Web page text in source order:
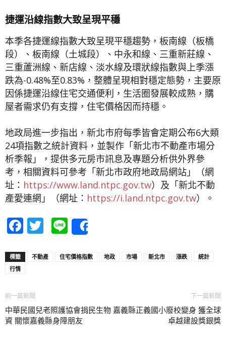
捷運沿線指數大致呈現平穩
本季各捷運線指數大致呈現平穩趨勢，板南線（板橋
段）、板南線（土城段）、中永和線、三重新莊線、
三重蘆洲線、新店線、淡水線及環狀線指數與上季漲
跌為-0.48%至0.83%，整體呈現相對穩定態勢，主要原
因係捷運沿線住宅交通便利，生活圈發展較成熟，購
屋者需求仍有支撐，住宅價格因而持穩。
地政局進一步指出，新北市府每季皆會定期公布6大類
24項指數之統計資料，並製作「新北市不動產市場分
析季報」，提供多元房市訊息及專題分析供外界參
考，相關資料可參考「新北市政府地政局網站」（網
址： https://www.land.ntpc.gov.tw）及「新北不動
產愛連網」（網址： https://i.land.ntpc.gov.tw）。
Facebook
Twitter
Line
標籤 不動產 住宅價格指數 地政 市場 新北市 漲跌
統計
行情
前一篇新聞
中華民國兒老照護協會捐民生物
資 關懷嘉義縣身障朋友
下一篇新聞
嘉義縣正義國小廢校變身 獲全球
卓越建設獎銀獎